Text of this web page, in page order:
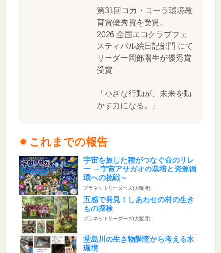
第31回コカ・コーラ環境教
育賞優秀賞を受賞。
2026 全国エコクラブフェ
スティバル絵日記部門 にて
リーダー岡部陽生が優秀賞
受賞
「小さな行動が、未来を動
かす力になる。」
これまでの報告
宇宙を旅した種がつなぐ命のリレ
ー ～宇宙アサガオの栽培と資源循
環への挑戦～
プラネットリーダーズ(大阪府)
五感で発見！しあわせの村の生き
もの探検
プラネットリーダーズ(大阪府)
堂島川の生き物調査から考える水
環境